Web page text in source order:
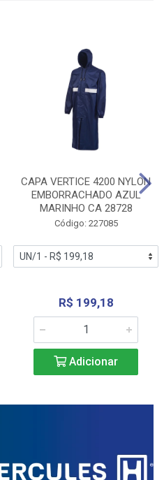
CAPA VERTICE 4200 NYLON
EMBORRACHADO AZUL
MARINHO CA 28728
Código: 227085
R$ 199,18
Adicionar